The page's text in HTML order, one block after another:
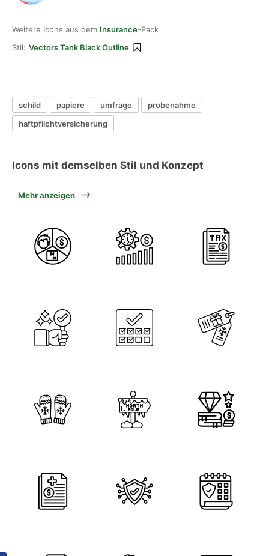
Weitere Icons aus dem Insurance-Pack
Stil: Vectors Tank Black Outline
schild papiere umfrage
probenahme
haftpflichtversicherung
Icons mit demselben Stil und Konzept
Mehr anzeigen